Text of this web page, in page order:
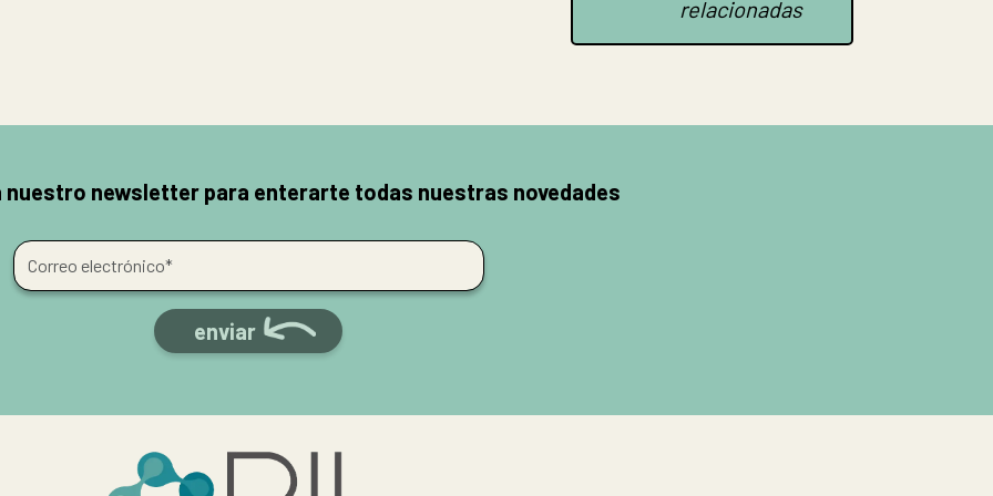
relacionadas
nuestro newsletter para enterarte todas nuestras novedades
enviar